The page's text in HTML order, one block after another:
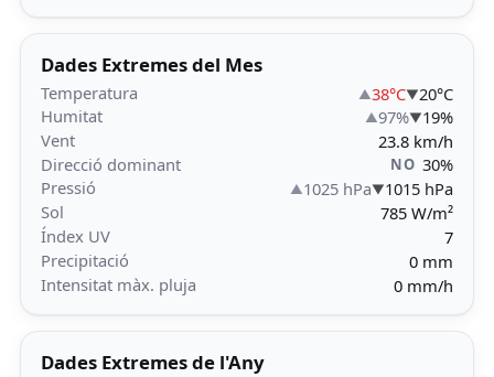
Dades Extremes del Mes
Temperatura 38°C
20°C
Humitat
97%
19%
Vent
23.8 km/h
Direcció dominant
NO 30%
Pressió
1025 hPa
1015 hPa
Sol
785 W/m²
Índex UV
7
Precipitació
0 mm
Intensitat màx. pluja
0 mm/h
Dades Extremes de l'Any